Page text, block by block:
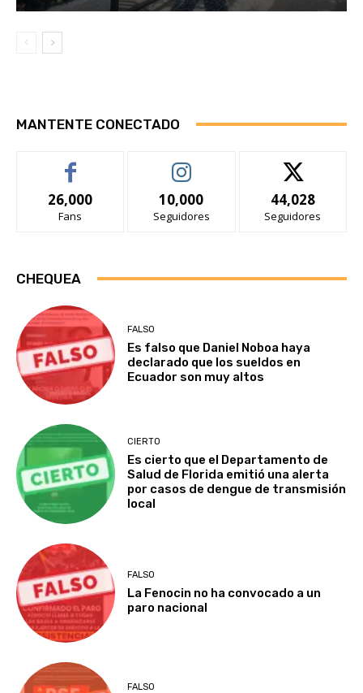
MANTENTE CONECTADO
26,000
Fans
10,000
Seguidores
44,028
Seguidores
CHEQUEA
FALSO
Es falso que Daniel Noboa haya
declarado que los sueldos en
Ecuador son muy altos
CIERTO
Es cierto que el Departamento de
Salud de Florida emitió una alerta
por casos de dengue de transmisión
local
FALSO
La Fenocin no ha convocado a un
paro nacional
FALSO